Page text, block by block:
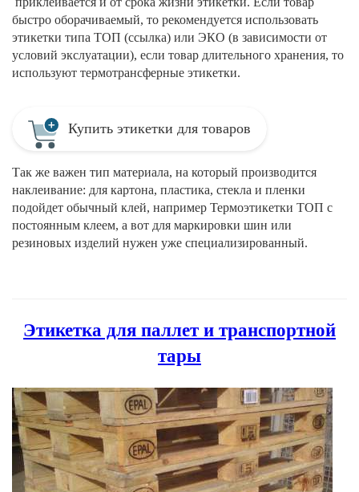
быстро оборачиваемый, то рекомендуется использовать
этикетки типа ТОП (ссылка) или ЭКО (в зависимости от
условий экслуатации), если товар длительного хранения, то
используют термотрансферные этикетки.
Купить этикетки для товаров
Так же важен тип материала, на который производится
наклеивание: для картона, пластика, стекла и пленки
подойдет обычный клей, например Термоэтикетки ТОП с
постоянным клеем, а вот для маркировки шин или
резиновых изделий нужен уже специализированный.
Этикетка для паллет и транспортной
тары